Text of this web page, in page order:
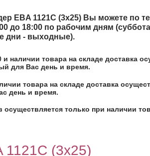
EBA 1121C (3x25) Вы можете по
до 18:00 по рабочим дням
дни - выходные).
наличии товара на складе доставка
для Вас день и время.
товара на складе доставка
день и время.
осуществляется только при наличии
(3x25)